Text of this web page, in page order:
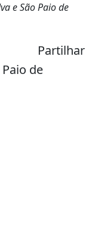
e São Paio de
Partilhar
de